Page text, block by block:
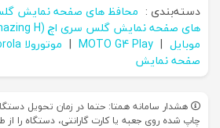
دسته‌بندی : محافظ های صفحه نمایش
های صفحه نمایش گلس سری اچ (Amazing H)
موبایل |
MOTO G4 Play
| موتورولا Motorola
صفحه نمایش
هشدار سامانه همتا: حتما در زمان تحویل